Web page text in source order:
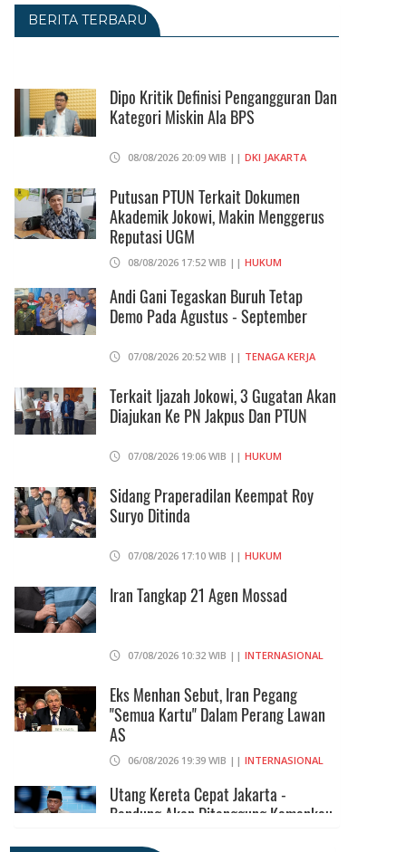
BERITA TERBARU
Dipo Kritik Definisi Pengangguran Dan
Kategori Miskin Ala BPS
08/08/2026 20:09 WIB || DKI JAKARTA
Putusan PTUN Terkait Dokumen
Akademik Jokowi, Makin Menggerus
Reputasi UGM
08/08/2026 17:52 WIB || HUKUM
Andi Gani Tegaskan Buruh Tetap
Demo Pada Agustus - September
07/08/2026 20:52 WIB || TENAGA KERJA
Terkait Ijazah Jokowi, 3 Gugatan Akan
Diajukan Ke PN Jakpus Dan PTUN
07/08/2026 19:06 WIB || HUKUM
Sidang Praperadilan Keempat Roy
Suryo Ditinda
07/08/2026 17:10 WIB || HUKUM
Iran Tangkap 21 Agen Mossad
07/08/2026 10:32 WIB || INTERNASIONAL
Eks Menhan Sebut, Iran Pegang
"Semua Kartu" Dalam Perang Lawan
AS
06/08/2026 19:39 WIB || INTERNASIONAL
Utang Kereta Cepat Jakarta -
Bandung Akan Ditanggung Kemenkeu